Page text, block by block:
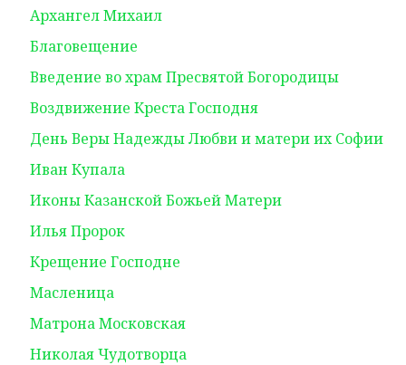
Архангел Михаил
Благовещение
Введение во храм Пресвятой Богородицы
Воздвижение Креста Господня
День Веры Надежды Любви и матери их Софии
Иван Купала
Иконы Казанской Божьей Матери
Илья Пророк
Крещение Господне
Масленица
Матрона Московская
Николая Чудотворца